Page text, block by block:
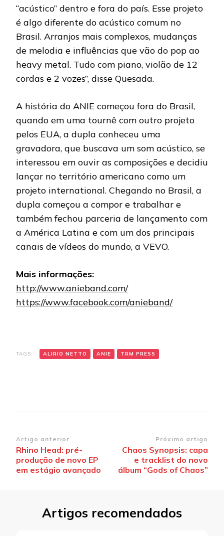
“acústico” dentro e fora do país. Esse projeto
é algo diferente do acústico comum no
Brasil. Arranjos mais complexos, mudanças
de melodia e influências que vão do pop ao
heavy metal. Tudo com piano, violão de 12
cordas e 2 vozes”, disse Quesada.
A história do ANIE começou fora do Brasil,
quando em uma tournê com outro projeto
pelos EUA, a dupla conheceu uma
gravadora, que buscava um som acústico, se
interessou em ouvir as composições e decidiu
lançar no território americano como um
projeto international. Chegando no Brasil, a
dupla começou a compor e trabalhar e
também fechou parceria de lançamento com
a América Latina e com um dos principais
canais de vídeos do mundo, a VEVO.
Mais informações:
http://www.anieband.com/
https://www.facebook.com/anieband/
TAGS: ALIRIO NETTO ANIE TRM PRESS
Navegação
de
post
Artigo anterior
Rhino Head: pré-
produção de novo EP
em estágio avançado
Próximo artigo
Chaos Synopsis: capa
e tracklist do novo
álbum “Gods of Chaos”
Artigos recomendados